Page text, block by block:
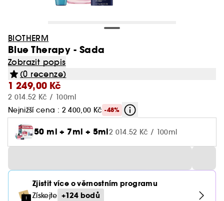
BIOTHERM
Blue Therapy - Sada
Zobrazit popis
(0 recenze)
1 249,00 Kč
2 014.52 Kč / 100ml
Nejnižší cena : 2 400,00 Kč -48%
50 ml + 7ml + 5ml2 014.52 Kč / 100ml
Zjistit více o věrnostním programu
Získejte +124 bodů